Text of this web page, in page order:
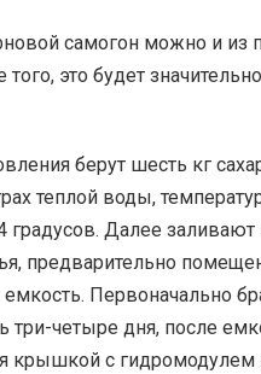
самогон можно и из
того, это будет
берут шесть кг
теплой воды,
градусов. Далее
предварительно
Первоначально
три-четыре дня, после
крышкой с гидромодулем